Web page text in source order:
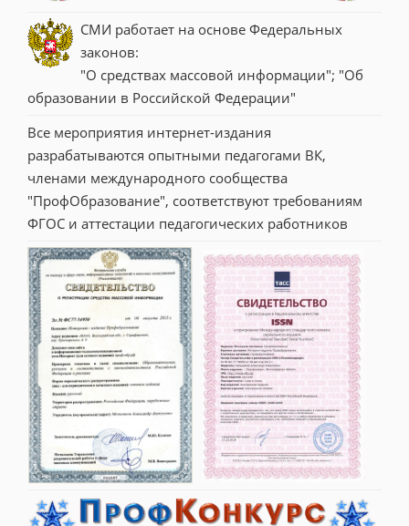
СМИ работает на основе Федеральных
законов:
"О средствах массовой информации"; "Об
образовании в Российской Федерации"
Все мероприятия интернет-издания
разрабатываются опытными педагогами ВК,
членами международного сообщества
"ПрофОбразование", соответствуют требованиям
ФГОС и аттестации педагогических работников